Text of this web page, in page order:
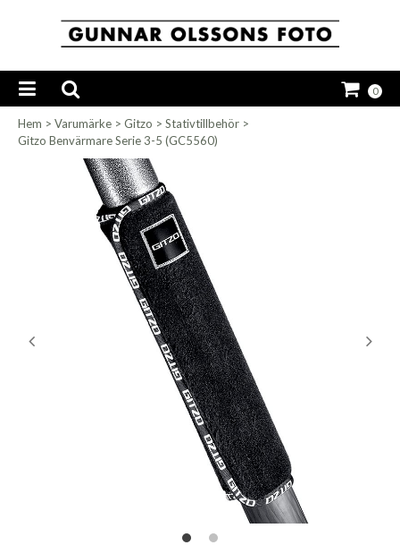
0
Hem > Varumärke > Gitzo > Stativtillbehör >
Gitzo Benvärmare Serie 3-5 (GC5560)